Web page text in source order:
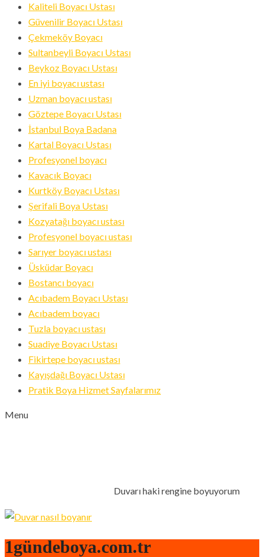
Kaliteli Boyacı Ustası
Güvenilir Boyacı Ustası
Çekmeköy Boyacı
Sultanbeyli Boyacı Ustası
Beykoz Boyacı Ustası
En iyi boyacı ustası
Uzman boyacı ustası
Göztepe Boyacı Ustası
İstanbul Boya Badana
Kartal Boyacı Ustası
Profesyonel boyacı
Kavacık Boyacı
Kurtköy Boyacı Ustası
Şerifali Boya Ustası
Kozyatağı boyacı ustası
Profesyonel boyacı ustası
Sarıyer boyacı ustası
Üsküdar Boyacı
Bostancı boyacı
Acıbadem Boyacı Ustası
Acıbadem boyacı
Tuzla boyacı ustası
Suadiye Boyacı Ustası
Fikirtepe boyacı ustası
Kayışdağı Boyacı Ustası
Pratik Boya Hizmet Sayfalarımız
Menu
Duvarı haki rengine boyuyorum
1gündeboya.com.tr